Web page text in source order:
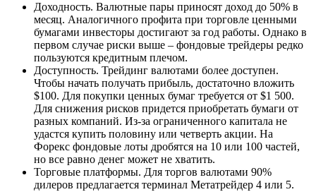
Доходность. Валютные пары приносят доход до 50% в
месяц. Аналогичного профита при торговле ценными
бумагами инвесторы достигают за год работы. Однако в
первом случае риски выше – фондовые трейдеры редко
пользуются кредитным плечом.
Доступность. Трейдинг валютами более доступен.
Чтобы начать получать прибыль, достаточно вложить
$100. Для покупки ценных бумаг требуется от $1 500.
Для снижения рисков придется приобретать бумаги от
разных компаний. Из-за ограниченного капитала не
удастся купить половину или четверть акции. На
Форекс фондовые лоты дробятся на 10 или 100 частей,
но все равно денег может не хватить.
Торговые платформы. Для торгов валютами 90%
дилеров предлагается терминал Метатрейдер 4 или 5.